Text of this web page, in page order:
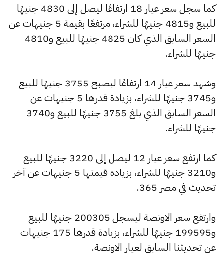
كما سجل سعر عيار 18 ارتفاعًا ليصل إلى 4830 جنيهًا
للبيع و4815 جنيهًا للشراء، مرتفعًا بقيمة 5 جنيهات عن
السعر السابق الذي كان 4825 جنيهًا للبيع و4810
جنيهًا للشراء.
وشهد سعر عيار 14 ارتفاعًا ليصبح 3755 جنيهًا للبيع
و3745 جنيهًا للشراء، بزيادة قدرها 5 جنيهات عن
السعر السابق الذي بلغ 3755 جنيهًا للبيع و3740
جنيهًا للشراء.
كما ارتفع سعر عيار 12 ليصل إلى 3220 جنيهًا للبيع
و3210 جنيهًا للشراء، بزيادة قيمتها 5 جنيهات عن آخر
تحديث في مصر 365.
وارتفع سعر الاونصة ليسجل 200305 جنيهًا للبيع
و199595 جنيهًا للشراء، بزيادة قدرها 175 جنيهات
عن تحديثنا السابق لعيار الاونصة.